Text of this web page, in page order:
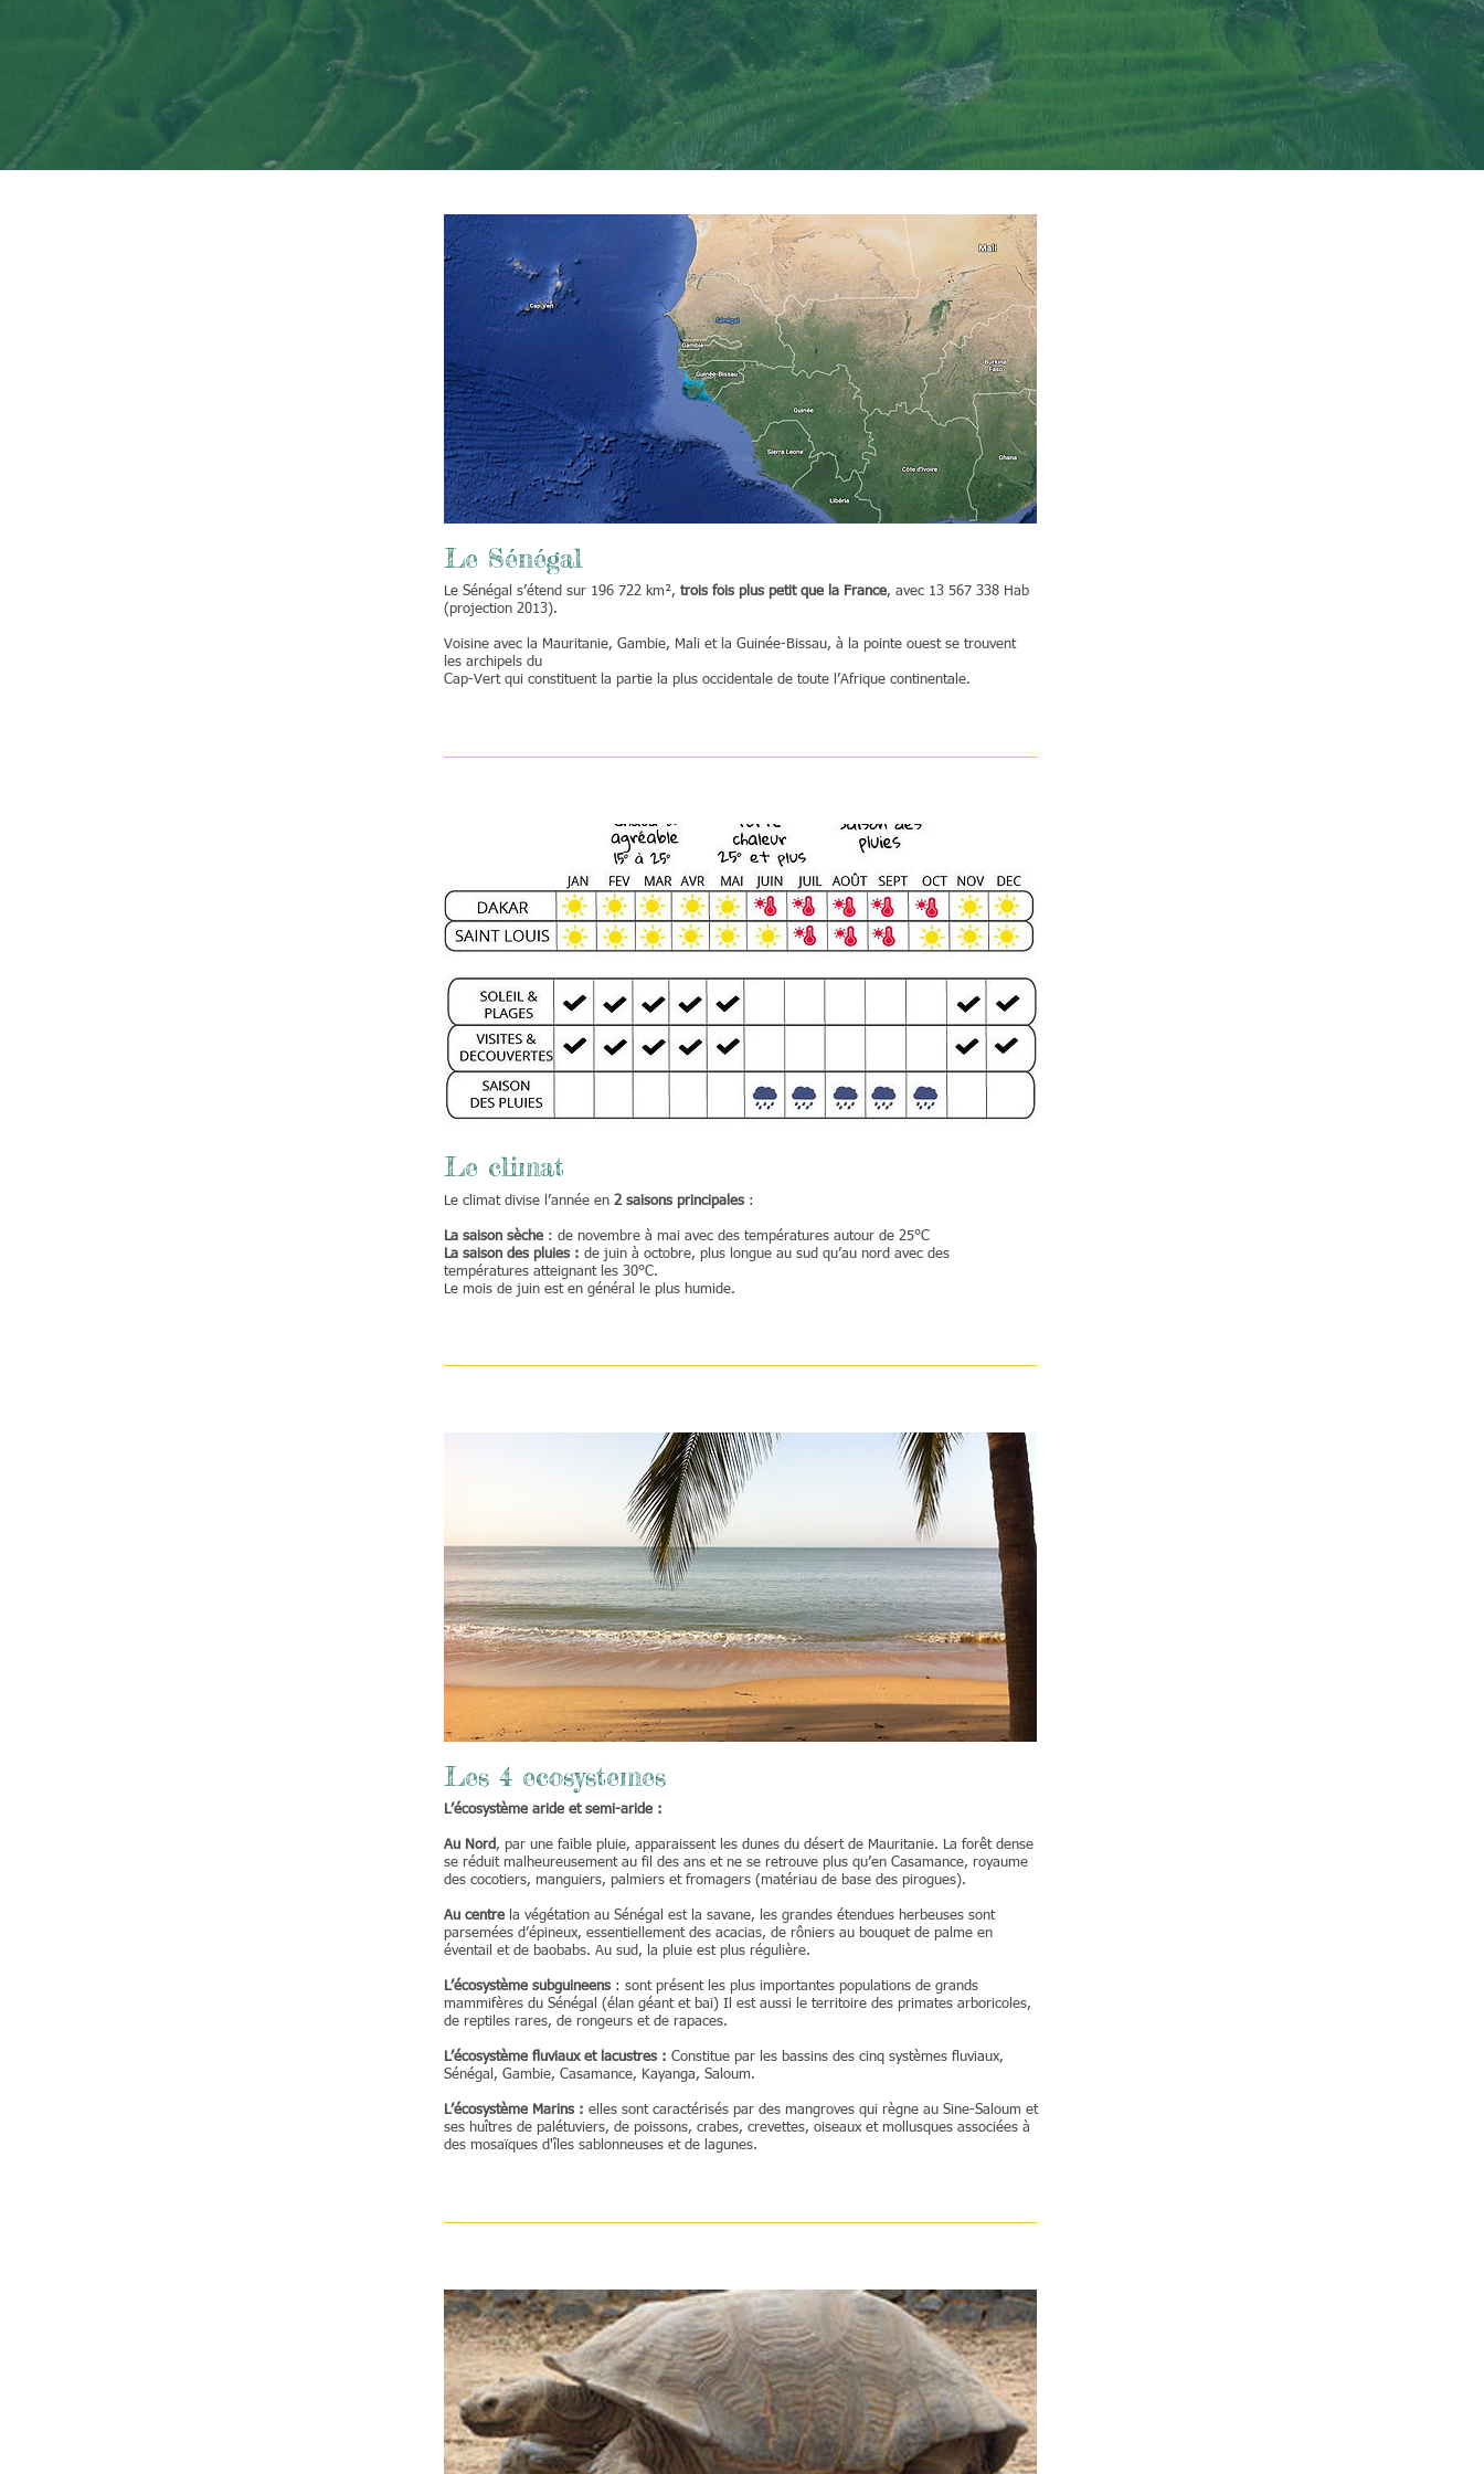
Premier Président du Sénégal. Léopold Sédar Senghor, en 1987. Source Wikipedia
Le Sénégal
Le Sénégal s’étend sur 196 722 km², trois fois plus petit que la France, avec 13 567 338 Hab
(projection 2013).
Voisine avec la Mauritanie, Gambie, Mali et la Guinée-Bissau, à la pointe ouest se trouvent
les archipels du
Cap-Vert qui constituent la partie la plus occidentale de toute l’Afrique continentale.
Le climat
Le climat divise l’année en 2 saisons principales :
La saison sèche : de novembre à mai avec des températures autour de 25°C
La saison des pluies : de juin à octobre, plus longue au sud qu’au nord avec des
températures atteignant les 30°C.
Le mois de juin est en général le plus humide.
Les 4 ecosystemes
L’écosystème aride et semi-aride :
Au Nord, par une faible pluie, apparaissent les dunes du désert de Mauritanie. La forêt dense
se réduit malheureusement au fil des ans et ne se retrouve plus qu’en Casamance, royaume
des cocotiers, manguiers, palmiers et fromagers (matériau de base des pirogues).
Au centre la végétation au Sénégal est la savane, les grandes étendues herbeuses sont
parsemées d’épineux, essentiellement des acacias, de rôniers au bouquet de palme en
éventail et de baobabs. Au sud, la pluie est plus régulière.
L’écosystème subguineens : sont présent les plus importantes populations de grands
mammifères du Sénégal (élan géant et bai) Il est aussi le territoire des primates arboricoles,
de reptiles rares, de rongeurs et de rapaces.
L’écosystème fluviaux et lacustres : Constitue par les bassins des cinq systèmes fluviaux,
Sénégal, Gambie, Casamance, Kayanga, Saloum.
L’écosystème Marins : elles sont caractérisés par des mangroves qui règne au Sine-Saloum et
ses huîtres de palétuviers, de poissons, crabes, crevettes, oiseaux et mollusques associées à
des mosaïques d'îles sablonneuses et de lagunes.